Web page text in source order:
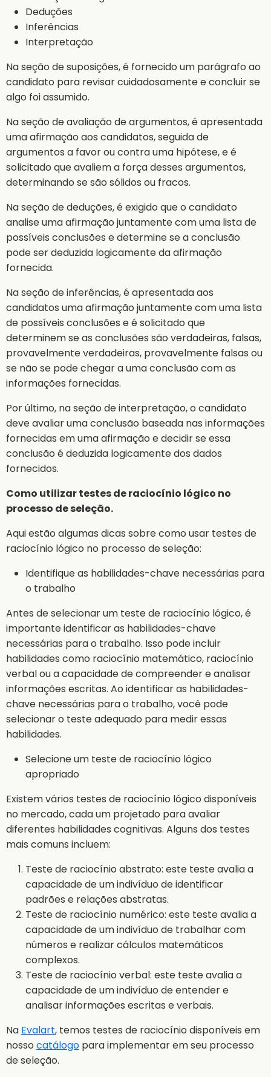
Deduções
Inferências
Interpretação
Na seção de suposições, é fornecido um parágrafo ao
candidato para revisar cuidadosamente e concluir se
algo foi assumido.
Na seção de avaliação de argumentos, é apresentada
uma afirmação aos candidatos, seguida de
argumentos a favor ou contra uma hipótese, e é
solicitado que avaliem a força desses argumentos,
determinando se são sólidos ou fracos.
Na seção de deduções, é exigido que o candidato
analise uma afirmação juntamente com uma lista de
possíveis conclusões e determine se a conclusão
pode ser deduzida logicamente da afirmação
fornecida.
Na seção de inferências, é apresentada aos
candidatos uma afirmação juntamente com uma lista
de possíveis conclusões e é solicitado que
determinem se as conclusões são verdadeiras, falsas,
provavelmente verdadeiras, provavelmente falsas ou
se não se pode chegar a uma conclusão com as
informações fornecidas.
Por último, na seção de interpretação, o candidato
deve avaliar uma conclusão baseada nas informações
fornecidas em uma afirmação e decidir se essa
conclusão é deduzida logicamente dos dados
fornecidos.
Como utilizar testes de raciocínio lógico no
processo de seleção.
Aqui estão algumas dicas sobre como usar testes de
raciocínio lógico no processo de seleção:
Identifique as habilidades-chave necessárias para
o trabalho
Antes de selecionar um teste de raciocínio lógico, é
importante identificar as habilidades-chave
necessárias para o trabalho. Isso pode incluir
habilidades como raciocínio matemático, raciocínio
verbal ou a capacidade de compreender e analisar
informações escritas. Ao identificar as habilidades-
chave necessárias para o trabalho, você pode
selecionar o teste adequado para medir essas
habilidades.
Selecione um teste de raciocínio lógico
apropriado
Existem vários testes de raciocínio lógico disponíveis
no mercado, cada um projetado para avaliar
diferentes habilidades cognitivas. Alguns dos testes
mais comuns incluem:
Teste de raciocínio abstrato: este teste avalia a
capacidade de um indivíduo de identificar
padrões e relações abstratas.
Teste de raciocínio numérico: este teste avalia a
capacidade de um indivíduo de trabalhar com
números e realizar cálculos matemáticos
complexos.
Teste de raciocínio verbal: este teste avalia a
capacidade de um indivíduo de entender e
analisar informações escritas e verbais.
Na Evalart, temos testes de raciocínio disponíveis em
nosso catálogo para implementar em seu processo
de seleção.